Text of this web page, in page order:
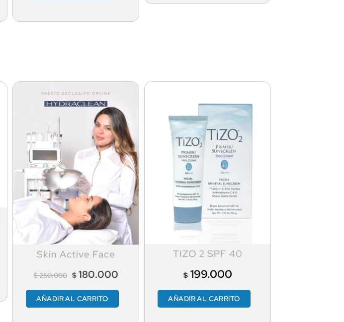
Skin Active Face
$250.000 $180.000
AÑADIR AL CARRITO
TIZO 2 SPF 40
$199.000
AÑADIR AL CARRITO